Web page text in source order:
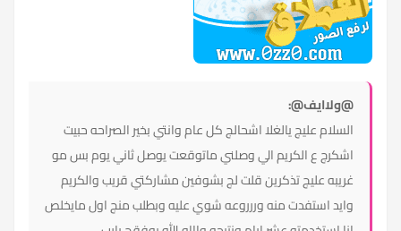
@ولاايف@:
السلام عليج يالغلا اشحالج كل عام وانتي بخير الصراحه حبيت
اشكرج ع الكريم الي وصلني ماتوقعت يوصل ثاني يوم بس مو
غريبه عليج تذكرين قلت لج بشوفين مشاركتي قريب والكريم
وايد استفدت منه وررروعه شوي عليه وبطلب منج اول مايخلص